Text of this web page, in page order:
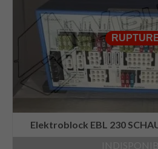
Elektroblock EBL 230